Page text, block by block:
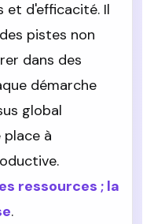
et d'efficacité. Il
pistes non
dans des
démarche
global
à
ressources ; la
.